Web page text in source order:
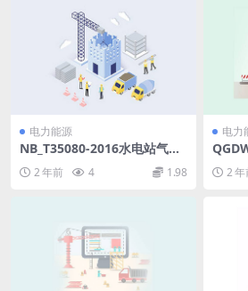
电力能源
NB_T35080-2016水电站气垫
式调压室设计规范(5.85MB)p
df 2 年前 4 1.98
电力
网公
第2部
2